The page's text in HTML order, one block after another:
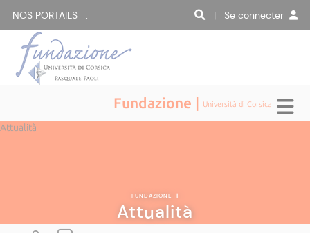
NOS PORTAILS : | Se connecter
Fundazione | Università di Corsica
Attualità
FUNDAZIONE |
Attualità